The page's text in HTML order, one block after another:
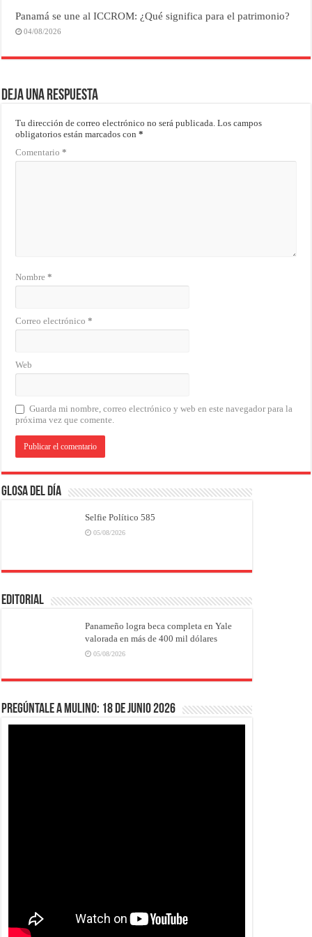
Panamá se une al ICCROM: ¿Qué significa para el patrimonio?
04/08/2026
Deja una respuesta
Tu dirección de correo electrónico no será publicada. Los campos
obligatorios están marcados con*
Comentario*
Nombre*
Correo electrónico*
Web
Guarda mi nombre, correo electrónico y web en este navegador para la
próxima vez que comente.
Glosa del Día
Selfie Político 585
05/08/2026
EDITORIAL
Panameño logra beca completa en Yale
valorada en más de 400 mil dólares
05/08/2026
Pregúntale a Mulino: 18 de junio 2026